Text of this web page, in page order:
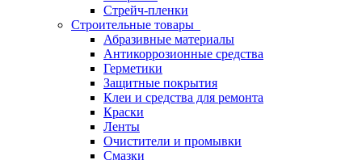
Стрейч-пленки
Строительные товары
Абразивные материалы
Антикоррозионные средства
Герметики
Защитные покрытия
Клеи и средства для ремонта
Краски
Ленты
Очистители и промывки
Смазки